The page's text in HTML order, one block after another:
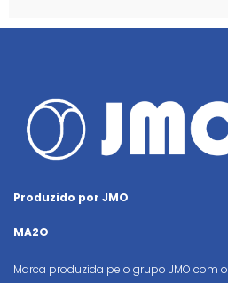
Produzido por JMO
MA2O
Marca produzida pelo grupo JMO com o